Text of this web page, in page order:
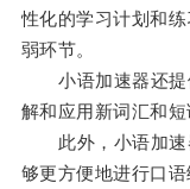
性化的学习计划和
弱环节。
小语加速器还提
解和应用新词汇和短
此外，小语加速
够更方便地进行口语